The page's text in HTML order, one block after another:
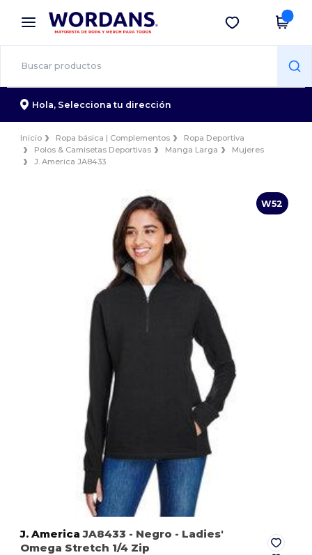
× App de Wordans
¡Mejores precios en app!
Descargar app
Hola, Selecciona tu dirección
Inicio Ropa básica | Complementos
Ropa Deportiva
Polos & Camisetas Deportivas
Manga Larga
Mujeres
J. America JA8433
W52
J. America JA8433 - Negro - Ladies'
Omega Stretch 1/4 Zip